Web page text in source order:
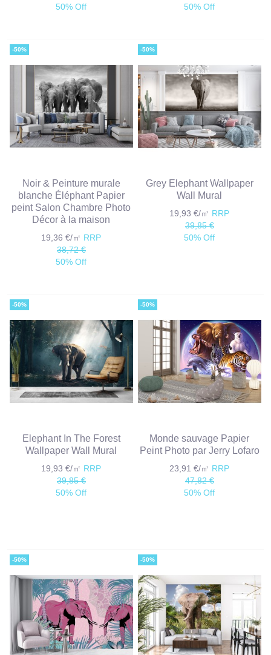
50% Off
50% Off
-50%
Noir & Peinture murale
blanche Éléphant Papier
peint Salon Chambre Photo
Décor à la maison
19,36 €/㎡ RRP
38,72 €
50% Off
-50%
Grey Elephant Wallpaper
Wall Mural
19,93 €/㎡ RRP
39,85 €
50% Off
-50%
Elephant In The Forest
Wallpaper Wall Mural
19,93 €/㎡ RRP
39,85 €
50% Off
-50%
Monde sauvage Papier
Peint Photo par Jerry Lofaro
23,91 €/㎡ RRP
47,82 €
50% Off
-50% -50%